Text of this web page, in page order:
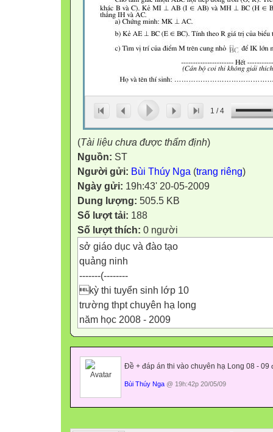
1 /4
(Tài liệu chưa được thẩm định)
Nguồn: ST
Người gửi: Bùi Thúy Nga (trang riêng)
Ngày gửi: 19h:43' 20-05-2009
Dung lượng: 505.5 KB
Số lượt tải: 188
Số lượt thích: 0 người
sở giáo dục và đào tạo
quảng ninh
-------(--------
kỳ thi tuyển sinh lớp 10
trường thpt chuyên hạ long
năm học 2008 - 2009


Đề + đáp án thi vào chuyên hạ Long 08 - 09
Bùi Thúy Nga @ 19h:42p 20/05/09